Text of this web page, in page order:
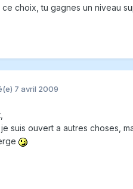
ce choix, tu gagnes un niveau
7 avril 2009
suis ouvert a autres choses,